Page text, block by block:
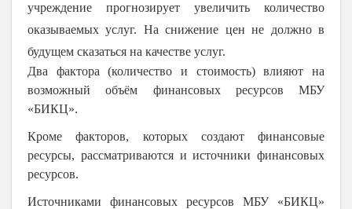
учреждение прогнозирует увеличить количество
оказываемых услуг. На снижение цен не должно в
будущем сказаться на качестве услуг.
Два фактора (количество и стоимость) влияют на
возможный объём финансовых ресурсов МБУ
«БИКЦ».
Кроме факторов, которых создают финансовые
ресурсы, рассматриваются и источники финансовых
ресурсов.
Источниками финансовых ресурсов МБУ «БИКЦ»